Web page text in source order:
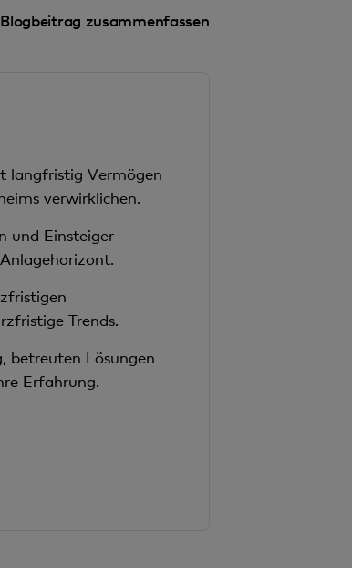
Blogbeitrag zusammenfassen
langfristig Vermögen
verwirklichen.
und Einsteiger
Trends.
betreuten Lösungen
Erfahrung.